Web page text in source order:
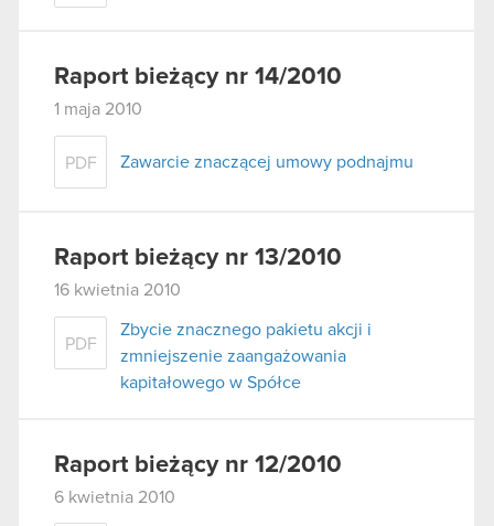
Raport bieżący nr 14/2010
1 maja 2010
PDF Zawarcie znaczącej umowy podnajmu
Raport bieżący nr 13/2010
16 kwietnia 2010
PDF
Zbycie znacznego pakietu akcji i
zmniejszenie zaangażowania
kapitałowego w Spółce
Raport bieżący nr 12/2010
6 kwietnia 2010